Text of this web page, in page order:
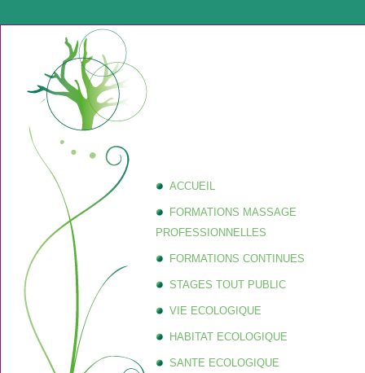
ACCUEIL
FORMATIONS MASSAGE
PROFESSIONNELLES
FORMATIONS CONTINUES
STAGES TOUT PUBLIC
VIE ECOLOGIQUE
HABITAT ECOLOGIQUE
SANTE ECOLOGIQUE